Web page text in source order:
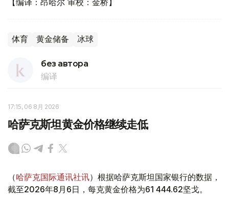
【编译：昂哈尔 审校：金桥】
体育 黄金储备 冰球
без автора
编译
17:15, 06 8月 2026
哈萨克斯坦黄金价格继续走低
（哈萨克国际通讯社讯）根据哈萨克斯坦国家银行的数据，
截至2026年8月6日，每克黄金价格为61 444.62坚戈。